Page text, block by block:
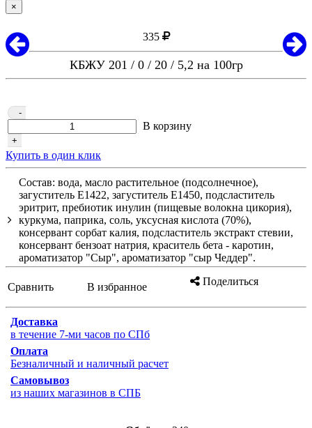
×
335
КБЖУ 201 / 0 / 20 / 5,2 на 100гр
-
+
В корзину
Купить в один клик
Состав: вода, масло растительное (подсолнечное),
загуститель Е1422, загуститель Е1450, подсластитель
эритрит, пребиотик инулин (пищевые волокна цикория),
куркума, паприка, соль, уксусная кислота (70%),
консервант сорбат калия, подсластитель экстракт стевии,
консервант бензоат натрия, краситель бета - каротин,
ароматизатор "Сыр", ароматизатор "сыр Чеддер".
Сравнить В избранное Поделиться
Доставка
в течение 7-ми часов по СПб
Оплата
Безналичный и наличный расчет
Самовывоз
из наших магазинов в СПБ